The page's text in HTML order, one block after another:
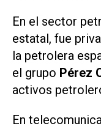
En el sector
estatal, fue
la petrolera
el grupo Pérez
activos
En